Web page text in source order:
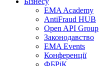
EMA Academy
AntiFraud HUB
Open API Group
Законодавство
EMA Events
Конференції
ФБРіК